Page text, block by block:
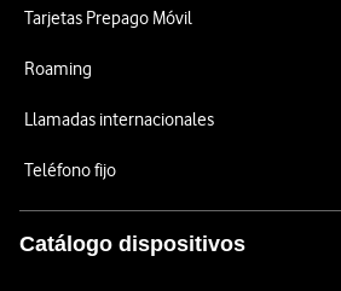
Tarjetas Prepago Móvil
Roaming
Llamadas internacionales
Teléfono fijo
Catálogo dispositivos